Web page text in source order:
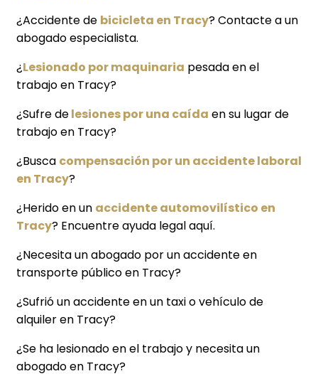
¿Accidente de bicicleta en Tracy? Contacte a un
abogado especialista.
¿Lesionado por maquinaria pesada en el
trabajo en Tracy?
¿Sufre delesiones por una caída en su lugar de
trabajo en Tracy?
¿Busca compensación por un accidente laboral
en Tracy?
¿Herido en un accidente automovilístico en
Tracy? Encuentre ayuda legal aquí.
¿Necesita un abogado por un accidente en
transporte público en Tracy?
¿Sufrió un accidente en un taxi o vehículo de
alquiler en Tracy?
¿Se ha lesionado en el trabajo y necesita un
abogado en Tracy?